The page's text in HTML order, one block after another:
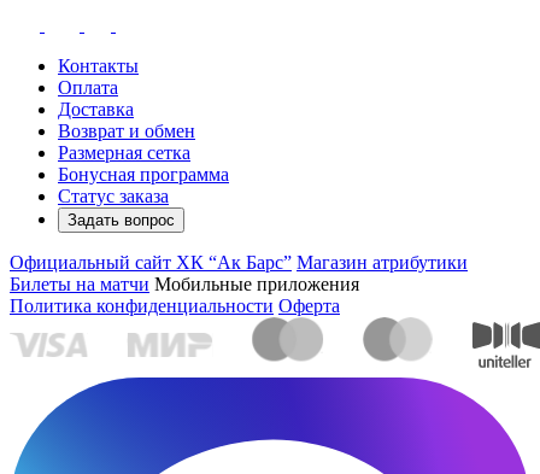
Контакты
Оплата
Доставка
Возврат и обмен
Размерная сетка
Бонусная программа
Статус заказа
Задать вопрос
Официальный сайт ХК “Ак Барс” Магазин атрибутики
Билеты на матчи Мобильные приложения
Политика конфиденциальности Оферта